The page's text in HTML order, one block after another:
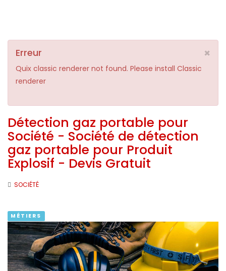
×
Erreur
Quix classic renderer not found. Please install Classic
renderer
Détection gaz portable pour
Société - Société de détection
gaz portable pour Produit
Explosif - Devis Gratuit
SOCIÉTÉ
MÉTIERS